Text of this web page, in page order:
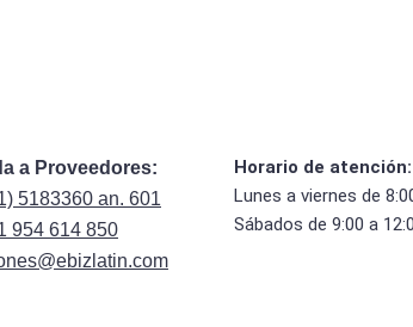
a Proveedores:
5183360 an. 601
954 614 850
Horario de atención:
Lunes a viernes de
Sábados de 9:00 a